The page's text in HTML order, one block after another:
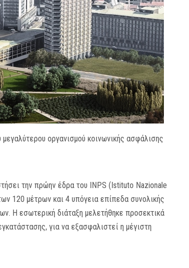
μεγαλύτερου οργανισμού κοινωνικής ασφάλισης
την πρώην έδρα του INPS (Istituto Nazionale
120 μέτρων και 4 υπόγεια επίπεδα συνολικής
Η εσωτερική διάταξη μελετήθηκε προσεκτικά
για να εξασφαλιστεί η μέγιστη